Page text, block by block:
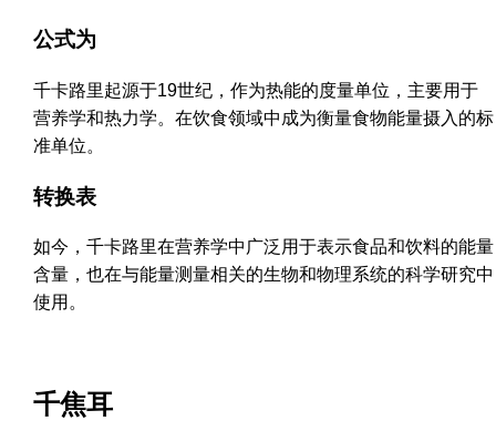
公式为
千卡路里起源于19世纪，作为热能的度量单位，主要用于
营养学和热力学。在饮食领域中成为衡量食物能量摄入的标
准单位。
转换表
如今，千卡路里在营养学中广泛用于表示食品和饮料的能量
含量，也在与能量测量相关的生物和物理系统的科学研究中
使用。
千焦耳